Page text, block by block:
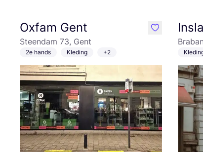
Oxfam Gent
Steendam 73, Gent
2e hands Kleding +2
like